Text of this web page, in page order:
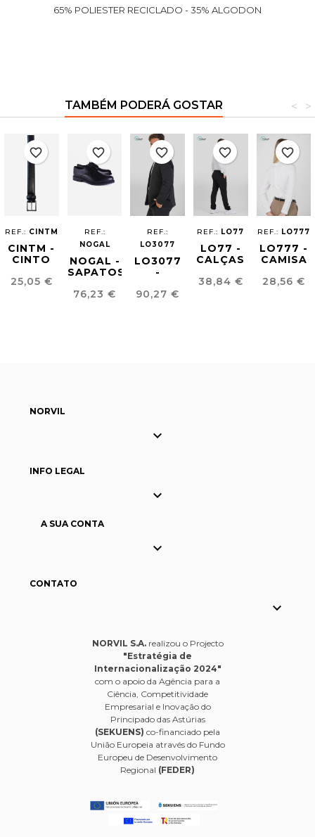
65% POLIESTER RECICLADO - 35% ALGODON
TAMBÉM PODERÁ GOSTAR >
<
REF.: CINTM
CINTM -
CINTO
HOMEM
Preço
25,05 €
favorite_border
REF.:
NOGAL
NOGAL -
SAPATOS
HOMEM
Preço
76,23 €
favorite_border
REF.:
LO3077
LO3077
-
GRS
Preço
90,27 €
favorite_border
REF.: LO77
LO77 -
CALÇAS
GRS
Preço
38,84 €
favorite_border
REF.: LO777
LO777 -
CAMISA
MULHER
Preço
28,56 €
favorite_border
NORVIL

INFO LEGAL

A SUA CONTA

CONTATO

NORVIL S.A.realizou o Projecto
"Estratégia de
Internacionalização 2024"
com o apoio da Agência para a
Ciência, Competitividade
Empresarial e Inovação do
Principado das Astúrias
(SEKUENS) co-financiado pela
União Europeia através do Fundo
Europeu de Desenvolvimento
Regional (FEDER)